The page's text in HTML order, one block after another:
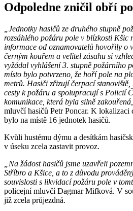
Odpoledne zničil obří
„Jednotky hasičů ze druhého stupně
rozsáhlého požáru pole v blízkosti Kšic
informace od oznamovatelů hovořily o
černým kouřem a velitel zásahu si
vyžádal vyhlášení 3. stupně požárního
místo bylo potvrzeno, že hoří pole na
metrů. Hasiči zřizují čerpací
cesty k požáru a spolupracují s Policií
komunikace, která byla silně
mluvčí hasičů Petr Poncar. K
bylo na místě 16 jednotek hasičů.
Kvůli hustému dýmu a desítkám
v úseku zcela zastavit provoz.
„Na žádost hasičů jsme uzavřeli
Stříbro a Kšice, a to z důvodu
souvislosti s likvidací požáru pole v
policejní mluvčí Dagmar Mifková. V
již zcela průjezdná.